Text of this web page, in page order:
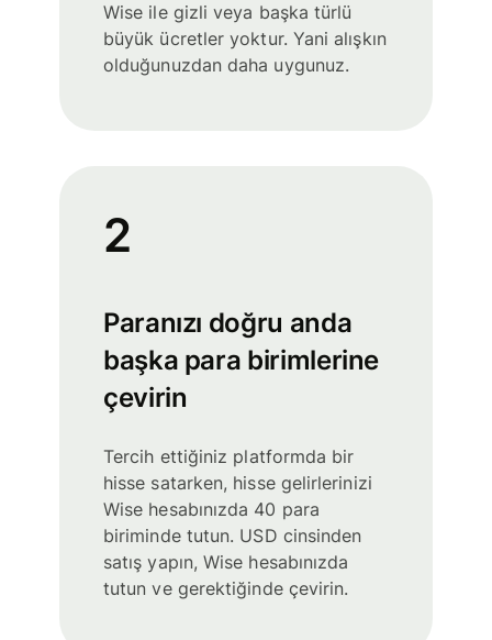
Wise ile gizli veya başka türlü
büyük ücretler yoktur. Yani alışkın
olduğunuzdan daha uygunuz.
2
Paranızı doğru anda
başka para birimlerine
çevirin
Tercih ettiğiniz platformda bir
hisse satarken, hisse gelirlerinizi
Wise hesabınızda 40 para
biriminde tutun. USD cinsinden
satış yapın, Wise hesabınızda
tutun ve gerektiğinde çevirin.